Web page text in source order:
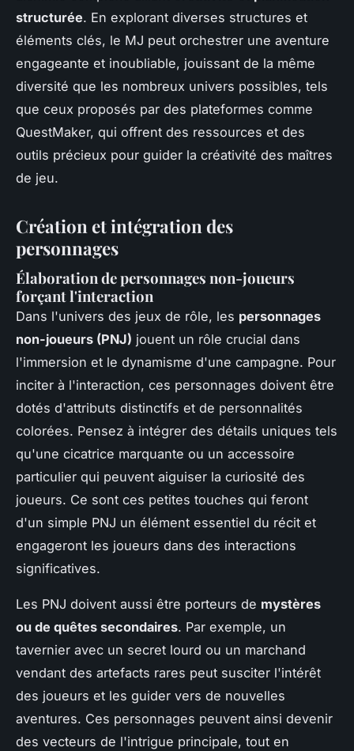
structurée. En explorant diverses structures et
éléments clés, le MJ peut orchestrer une aventure
engageante et inoubliable, jouissant de la même
diversité que les nombreux univers possibles, tels
que ceux proposés par des plateformes comme
QuestMaker, qui offrent des ressources et des
outils précieux pour guider la créativité des maîtres
de jeu.
Création et intégration des
personnages
Élaboration de personnages non-joueurs
forçant l'interaction
Dans l'univers des jeux de rôle, les personnages
non-joueurs (PNJ) jouent un rôle crucial dans
l'immersion et le dynamisme d'une campagne. Pour
inciter à l'interaction, ces personnages doivent être
dotés d'attributs distinctifs et de personnalités
colorées. Pensez à intégrer des détails uniques tels
qu'une cicatrice marquante ou un accessoire
particulier qui peuvent aiguiser la curiosité des
joueurs. Ce sont ces petites touches qui feront
d'un simple PNJ un élément essentiel du récit et
engageront les joueurs dans des interactions
significatives.
Les PNJ doivent aussi être porteurs de mystères
ou de quêtes secondaires. Par exemple, un
tavernier avec un secret lourd ou un marchand
vendant des artefacts rares peut susciter l'intérêt
des joueurs et les guider vers de nouvelles
aventures. Ces personnages peuvent ainsi devenir
des vecteurs de l'intrigue principale, tout en